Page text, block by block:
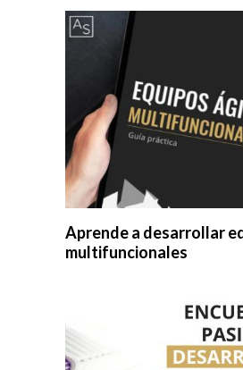
Aprende a desarrollar
multifuncionales